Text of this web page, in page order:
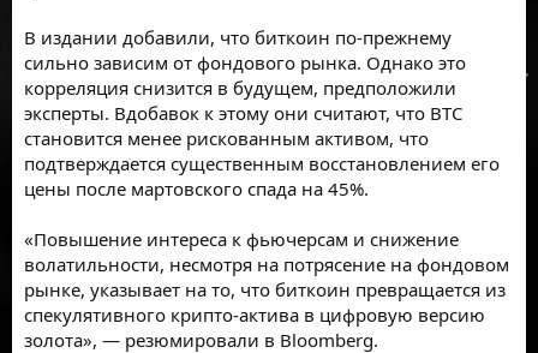
В издании добавили, что биткоин по-прежнему
сильно зависим от фондового рынка. Однако это
корреляция снизится в будущем, предположили
эксперты. Вдобавок к этому они считают, что BTC
становится менее рискованным активом, что
подтверждается существенным восстановлением его
цены после мартовского спада на 45%.
«Повышение интереса к фьючерсам и снижение
волатильности, несмотря на потрясение на фондовом
рынке, указывает на то, что биткоин превращается из
спекулятивного крипто-актива в цифровую версию
золота», — резюмировали в Bloomberg.